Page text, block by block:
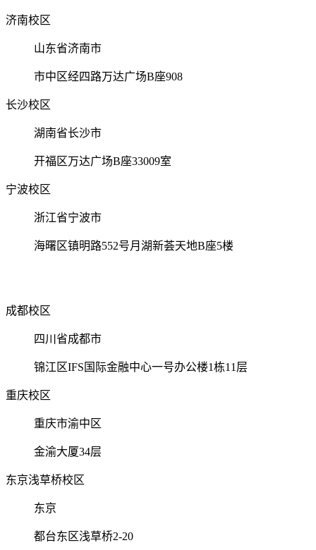
济南校区
山东省济南市
市中区经四路万达广场B座908
长沙校区
湖南省长沙市
开福区万达广场B座33009室
宁波校区
浙江省宁波市
海曙区镇明路552号月湖新荟天地B座5楼
成都校区
四川省成都市
锦江区IFS国际金融中心一号办公楼1栋11层
重庆校区
重庆市渝中区
金渝大厦34层
东京浅草桥校区
东京
都台东区浅草桥2-20